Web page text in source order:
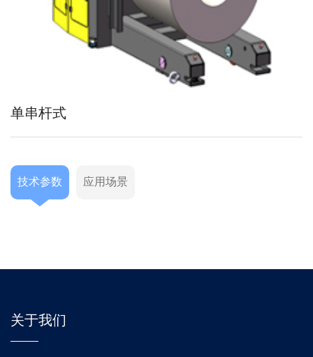
单串杆式
技术参数 应用场景
关于我们